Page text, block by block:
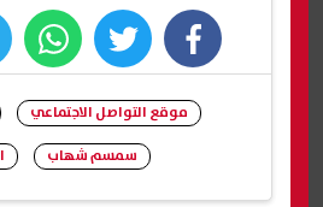
facebook
twitter
whats
موقع التواصل الاجتماعي
سمسم شهاب